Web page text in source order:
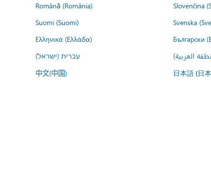
Română (România)
Slovenčina
Suomi (Suomi)
Svenska
Ελληνικά (Ελλάδα)
Български
עברית (ישראל)
العربية)
中文(中国) 日本語 (日